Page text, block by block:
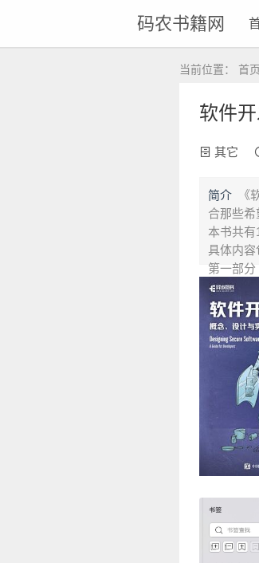
码农书籍网
当前位置： 首页
软件
其它
简介
《
合那些希
本书共有
具体内容
第一部